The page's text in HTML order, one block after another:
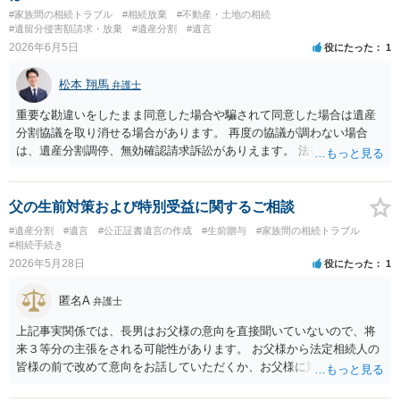
絡、進捗確認、公正証書遺言の作成有無や控えの確認等が含まれてい
るのであれば、貴方から進捗状況等の説明を求める余地はあります。
他方で、その弁護士が兄の依頼を受けた弁護士である場合には、兄の
況を報告する義務があるとは限りません。また、親族間で利害対立が
ある可能性がある場合、守秘義務や本人意思確認の観点から、委任状
があるとしても直ちに内容を開示しないこともあり得ます。 公正証書
遺言が作成済みである場合でも、生前にその存在や内容を誰に開示す
るかは、基本的には遺言者本人の意思による問題です。まずは、母親
無・内容について説明してよい」旨を明確に伝えてもらい、委任状の
写しを添付して、期限を区切って書面で回答を求めることが考えられ
ます。それでも回答がない場合には、母親本人の意思能力や真意、兄
による不当な関与の有無も含めて、別の弁護士に資料（遺言書案、委
任状、母親の発言内容、弁護士との連絡履歴、兄とのやり取り等）を
示して相談した方がよいように思います。
#家族間の相続トラブル #相続放棄
#不動産・土地の相続
#遺留分侵害額請求・放棄
#遺産分割 #遺言
2026年6月5日 役にたった 1
松本 翔馬 弁護士
重要な勘違いをしたまま同意した場合や騙されて同意した場合は遺産
分割協議を取り消せる場合があります。 再度の協議が調わない場合
は、遺産分割調停、無効確認請求訴訟がありえます。 法律事務所で個
父の生前対策および特別受益に関するご相談
#遺産分割 #遺言 #公正証書遺言の作成 #生前贈与
#家族間の相続トラブル
#相続手続き
2026年5月28日 役にたった 1
匿名A 弁護士
上記事実関係では、長男はお父様の意向を直接聞いていないので、将
来３等分の主張をされる可能性があります。 お父様から法定相続人の
皆様の前で改めて意向をお話していただくか、お父様に対し遺言を残
ります。